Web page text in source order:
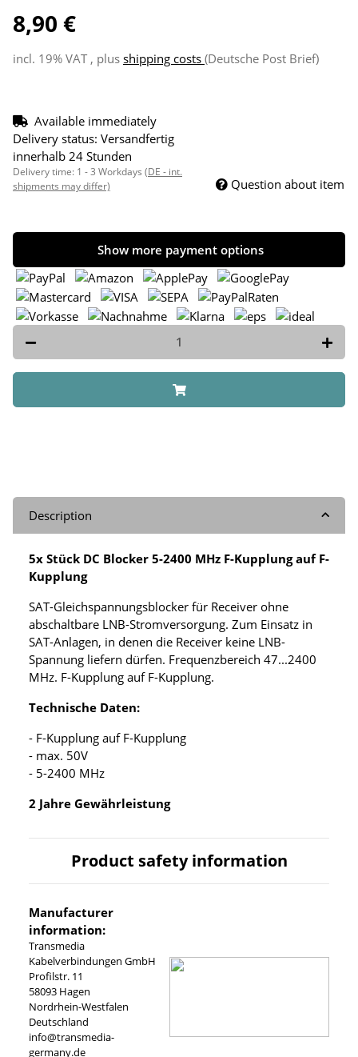
8,90 €
incl. 19% VAT , plus shipping costs (Deutsche Post Brief)
Available immediately
Delivery status: Versandfertig
innerhalb 24 Stunden
Delivery time: 1 - 3 Workdays (DE - int.
shipments may differ)
Question about item
Show more payment options
Description
5x Stück DC Blocker 5-2400 MHz F-Kupplung auf F-
Kupplung
SAT-Gleichspannungsblocker für Receiver ohne
abschaltbare LNB-Stromversorgung. Zum Einsatz in
SAT-Anlagen, in denen die Receiver keine LNB-
Spannung liefern dürfen. Frequenzbereich 47...2400
MHz. F-Kupplung auf F-Kupplung.
Technische Daten:
- F-Kupplung auf F-Kupplung
- max. 50V
- 5-2400 MHz
2 Jahre Gewährleistung
Product safety information
Manufacturer
information:
Transmedia
Kabelverbindungen GmbH
Profilstr. 11
58093 Hagen
Nordrhein-Westfalen
Deutschland
info@transmedia-
germany.de